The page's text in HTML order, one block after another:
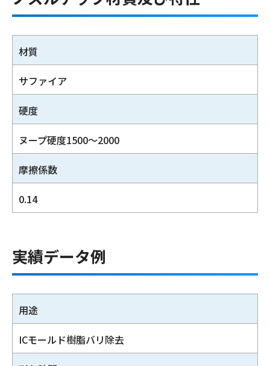
材質
サファイア
硬度
ヌープ硬度1500～2000
摩擦係数
0.14
実績データ例
用途
ICモールド樹脂バリ除去